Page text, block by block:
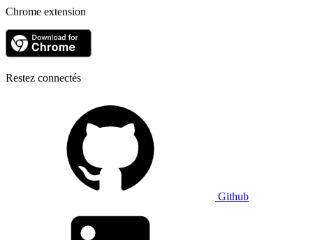
Chrome extension
Restez connectés
Github